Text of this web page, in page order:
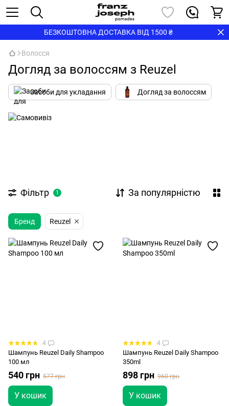
БЕЗКОШТОВНА ДОСТАВКА ВІД 1500 ₴
Волосся
Догляд за волоссям з Reuzel
Засоби для укладання Догляд за волоссям
Фільтр 1 За популярністю
Бренд Reuzel
4
Шампунь Reuzel Daily Shampoo
100 мл
540 грн 577 грн
У кошик
4
Шампунь Reuzel Daily Shampoo
350ml
898 грн 960 грн
У кошик